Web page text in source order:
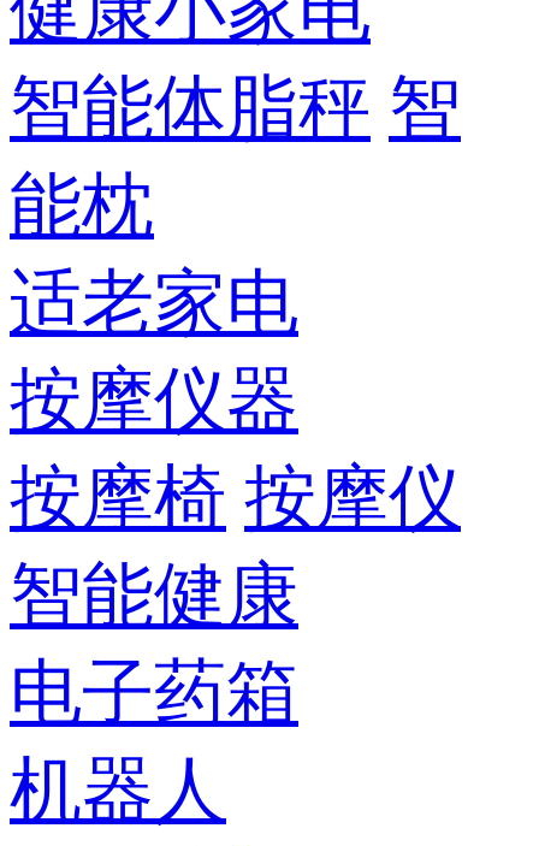
智能体脂秤 智
能枕
适老家电
按摩仪器
按摩椅 按摩仪
智能健康
电子药箱
机器人